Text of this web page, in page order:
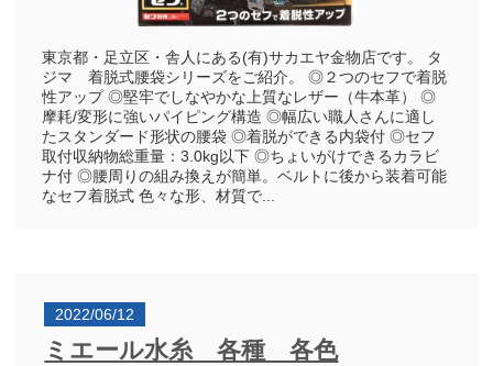
東京都・足立区・舎人にある(有)サカエヤ金物店です。 タ
ジマ 着脱式腰袋シリーズをご紹介。 ◎２つのセフで着脱
性アップ ◎堅牢でしなやかな上質なレザー（牛本革） ◎
摩耗/変形に強いパイピング構造 ◎幅広い職人さんに適し
たスタンダード形状の腰袋 ◎着脱ができる内袋付 ◎セフ
取付収納物総重量：3.0kg以下 ◎ちょいがけできるカラビ
ナ付 ◎腰周りの組み換えが簡単。ベルトに後から装着可能
なセフ着脱式 色々な形、材質で...
2022/06/12
ミエール水糸 各種 各色